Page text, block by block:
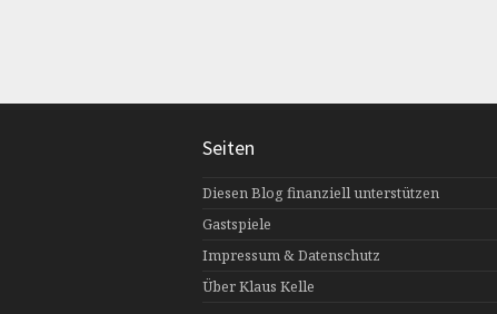
Seiten
Diesen Blog finanziell unterstützen
Gastspiele
Impressum & Datenschutz
Über Klaus Kelle